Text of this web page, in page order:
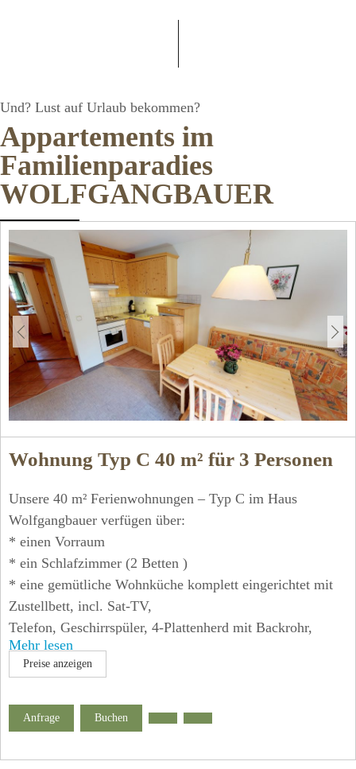
Und? Lust auf Urlaub bekommen?
Appartements im
Familienparadies
WOLFGANGBAUER
Wohnung Typ C 40 m² für 3 Personen
Unsere 40 m² Ferienwohnungen – Typ C im Haus
Wolfgangbauer verfügen über:
* einen Vorraum
* ein Schlafzimmer (2 Betten )
* eine gemütliche Wohnküche komplett eingerichtet mit
Zustellbett, incl. Sat-TV,
Telefon, Geschirrspüler, 4-Plattenherd mit Backrohr,
Kaffeemaschine
* Bad/WC
Sternenhimmel
* W- Lan frei verfügbar!
Mehr lesen
Preise anzeigen
Anfrage Buchen